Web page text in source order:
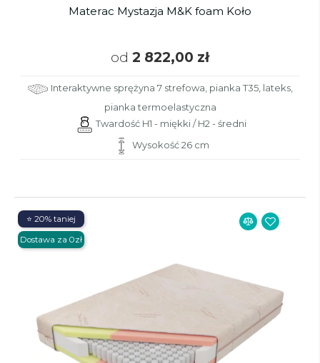
Materac Mystazja M&K foam Koło
od 2 822,00 zł
Interaktywne sprężyna 7 strefowa, pianka T35, lateks,
pianka termoelastyczna
Twardość H1 - miękki / H2 - średni
Wysokość 26 cm
⭐ 20% taniej
Dostawa za 0zł